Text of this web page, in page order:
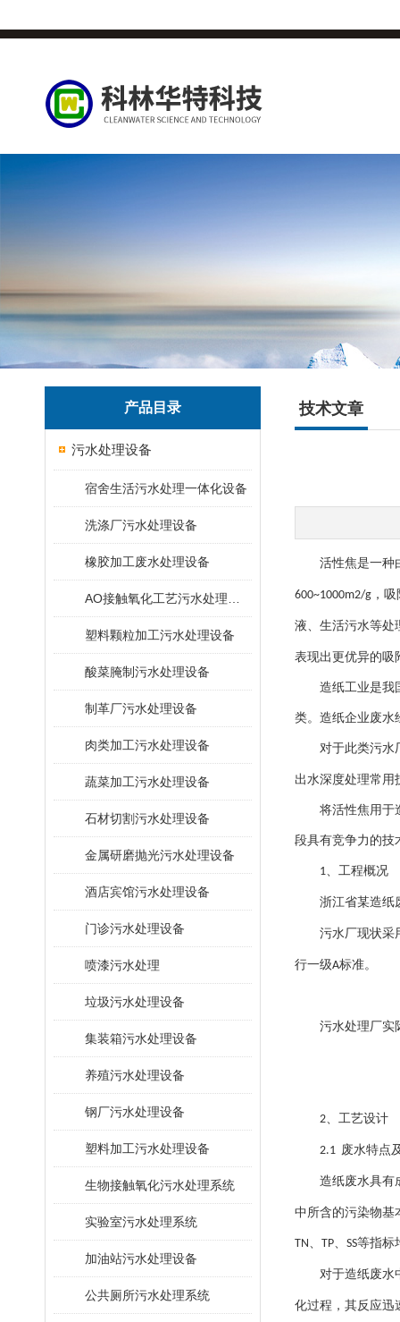
产品目录
污水处理设备
宿舍生活污水处理一体化设备
洗涤厂污水处理设备
橡胶加工废水处理设备
塑料颗粒加工污水处理设备
酸菜腌制污水处理设备
制革厂污水处理设备
肉类加工污水处理设备
蔬菜加工污水处理设备
石材切割污水处理设备
金属研磨抛光污水处理设备
酒店宾馆污水处理设备
门诊污水处理设备
喷漆污水处理
垃圾污水处理设备
集装箱污水处理设备
养殖污水处理设备
钢厂污水处理设备
塑料加工污水处理设备
生物接触氧化污水处理系统
​实验室污水处理系统
加油站污水处理设备
公共厕所污水处理系统
技术文章
活性焦是一种
600~1000m2/g ，
液、生活污水等处
表现出更优异的吸
造纸工业是我
类。造纸企业废水
对于此类污水
出水深度处理常用
将活性焦用于
段具有竞争力的技
1、工程概况
浙江省某造纸
污水厂现状采
行一级A标准。
污水处理厂实
2、工艺设计
2.1 废水特点
造纸废水具有
中所含的污染物基
TN、 TP、 SS等指标
对于造纸废水
化过程，其反应迅